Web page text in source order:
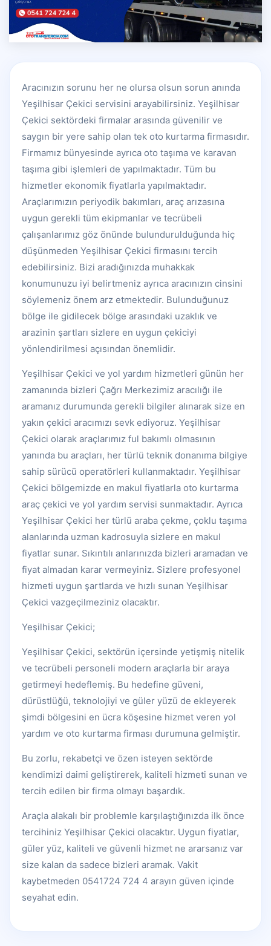
Aracınızın sorunu her ne olursa olsun sorun anında
Yeşilhisar Çekici servisini arayabilirsiniz. Yeşilhisar
Çekici sektördeki firmalar arasında güvenilir ve
saygın bir yere sahip olan tek oto kurtarma firmasıdır.
Firmamız bünyesinde ayrıca oto taşıma ve karavan
taşıma gibi işlemleri de yapılmaktadır. Tüm bu
hizmetler ekonomik fiyatlarla yapılmaktadır.
Araçlarımızın periyodik bakımları, araç arızasına
uygun gerekli tüm ekipmanlar ve tecrübeli
çalışanlarımız göz önünde bulundurulduğunda hiç
düşünmeden Yeşilhisar Çekici firmasını tercih
edebilirsiniz. Bizi aradığınızda muhakkak
konumunuzu iyi belirtmeniz ayrıca aracınızın cinsini
söylemeniz önem arz etmektedir. Bulunduğunuz
bölge ile gidilecek bölge arasındaki uzaklık ve
arazinin şartları sizlere en uygun çekiciyi
yönlendirilmesi açısından önemlidir.
Yeşilhisar Çekici ve yol yardım hizmetleri günün her
zamanında bizleri Çağrı Merkezimiz aracılığı ile
aramanız durumunda gerekli bilgiler alınarak size en
yakın çekici aracımızı sevk ediyoruz. Yeşilhisar
Çekici olarak araçlarımız ful bakımlı olmasının
yanında bu araçları, her türlü teknik donanıma bilgiye
sahip sürücü operatörleri kullanmaktadır. Yeşilhisar
Çekici bölgemizde en makul fiyatlarla oto kurtarma
araç çekici ve yol yardım servisi sunmaktadır. Ayrıca
Yeşilhisar Çekici her türlü araba çekme, çoklu taşıma
alanlarında uzman kadrosuyla sizlere en makul
fiyatlar sunar. Sıkıntılı anlarınızda bizleri aramadan ve
fiyat almadan karar vermeyiniz. Sizlere profesyonel
hizmeti uygun şartlarda ve hızlı sunan Yeşilhisar
Çekici vazgeçilmeziniz olacaktır.
Yeşilhisar Çekici;
Yeşilhisar Çekici, sektörün içersinde yetişmiş nitelik
ve tecrübeli personeli modern araçlarla bir araya
getirmeyi hedeflemiş. Bu hedefine güveni,
dürüstlüğü, teknolojiyi ve güler yüzü de ekleyerek
şimdi bölgesini en ücra köşesine hizmet veren yol
yardım ve oto kurtarma firması durumuna gelmiştir.
Bu zorlu, rekabetçi ve özen isteyen sektörde
kendimizi daimi geliştirerek, kaliteli hizmeti sunan ve
tercih edilen bir firma olmayı başardık.
Araçla alakalı bir problemle karşılaştığınızda ilk önce
tercihiniz Yeşilhisar Çekici olacaktır. Uygun fiyatlar,
güler yüz, kaliteli ve güvenli hizmet ne ararsanız var
size kalan da sadece bizleri aramak. Vakit
kaybetmeden 0541724 724 4 arayın güven içinde
seyahat edin.